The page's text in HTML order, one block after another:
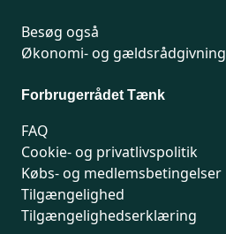
Besøg også
Økonomi- og gældsrådgivning
Forbrugerrådet Tænk
FAQ
Cookie- og privatlivspolitik
Købs- og medlemsbetingelser
Tilgængelighed
Tilgængelighedserklæring